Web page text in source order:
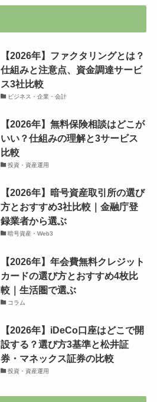
【2026年】ファクタリングとは？
仕組みと注意点、資金調達サービ
ス3社比較
ビジネス・企業・会計
【2026年】無料保険相談はどこが
いい？仕組みの理解と3サービス
比較
投資・資産運用
【2026年】暗号資産取引所の選び
方とおすすめ3社比較｜金融庁登
録業者から選ぶ
暗号資産・Web3
【2026年】年会費無料クレジット
カードの選び方とおすすめ4枚比
較｜生活圏で選ぶ
コラム
【2026年】iDeCo口座はどこで開
設する？選び方3基準と松井証
券・マネックス証券の比較
投資・資産運用